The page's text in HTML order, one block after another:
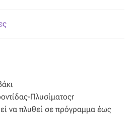
Πλυσίματοςr
να πλυθεί σε πρόγραμμα έως